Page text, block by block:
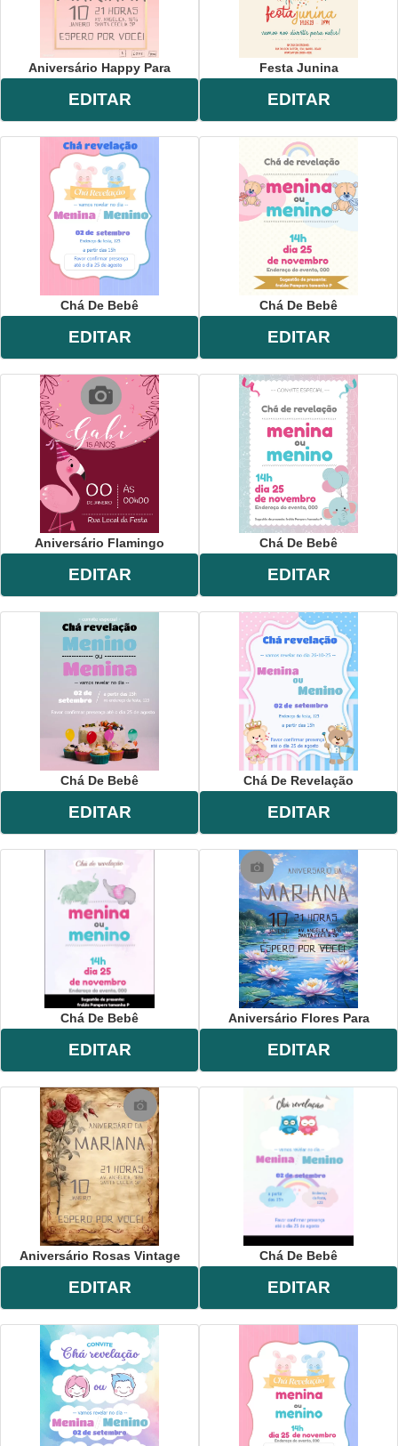
Aniversário Happy Para
EDITAR
Festa Junina
EDITAR
Chá De Bebê
EDITAR
Chá De Bebê
EDITAR
Aniversário Flamingo
EDITAR
Chá De Bebê
EDITAR
Chá De Bebê
EDITAR
Chá De Revelação
EDITAR
Chá De Bebê
EDITAR
Aniversário Flores Para
EDITAR
Aniversário Rosas Vintage
EDITAR
Chá De Bebê
EDITAR